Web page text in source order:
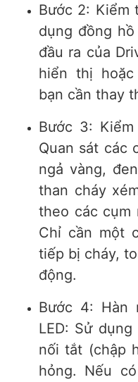
Bước 2: Kiểm
dụng đồng
đầu ra của
hiển thị
bạn cần thay
Bước 3:
Quan sát các
ngả vàng,
than cháy
theo các cụm
Chỉ cần một
tiếp bị cháy,
động.
Bước 4: Hàn
LED: Sử
nối tắt (chập
hỏng. Nếu